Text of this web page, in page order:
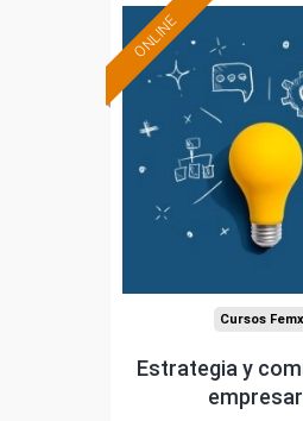
ONLINE
Formación
Para
autónomos de
Para todos los
Cursos
Estrategia y